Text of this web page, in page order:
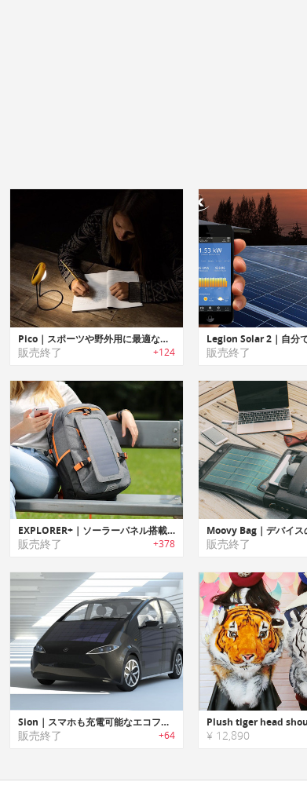
Pico｜スポーツや野外用に最適なポータブルソーラーライト「ピコ」
販売終了 +124 販売終了
EXPLORER+｜ソーラーパネル搭載ファッショナブルバックパック「エクスプローラープラス」
販売終了 +378 販売終了
Sion｜スマホも充電可能なエコフレンドリーソーラーカー「サイオン」
販売終了 +64 ¥ 12,890